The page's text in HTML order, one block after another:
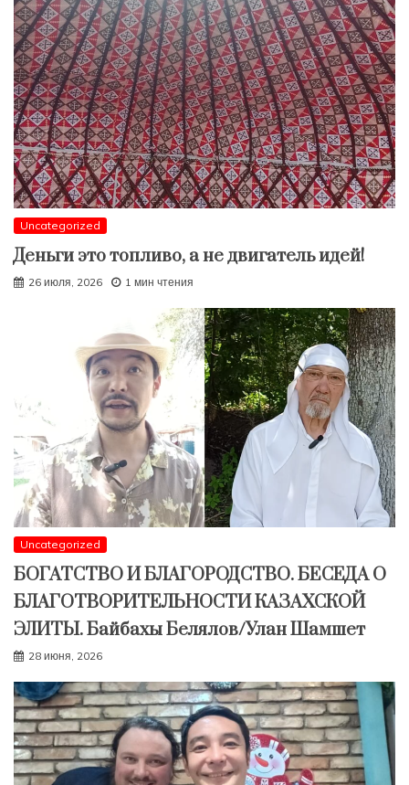
Uncategorized
Деньги это топливо, а не двигатель идей!
26 июля, 2026 1 мин чтения
Uncategorized
БОГАТСТВО И БЛАГОРОДСТВО. БЕСЕДА О
БЛАГОТВОРИТЕЛЬНОСТИ КАЗАХСКОЙ
ЭЛИТЫ. Байбахы Белялов/Улан Шамшет
28 июня, 2026